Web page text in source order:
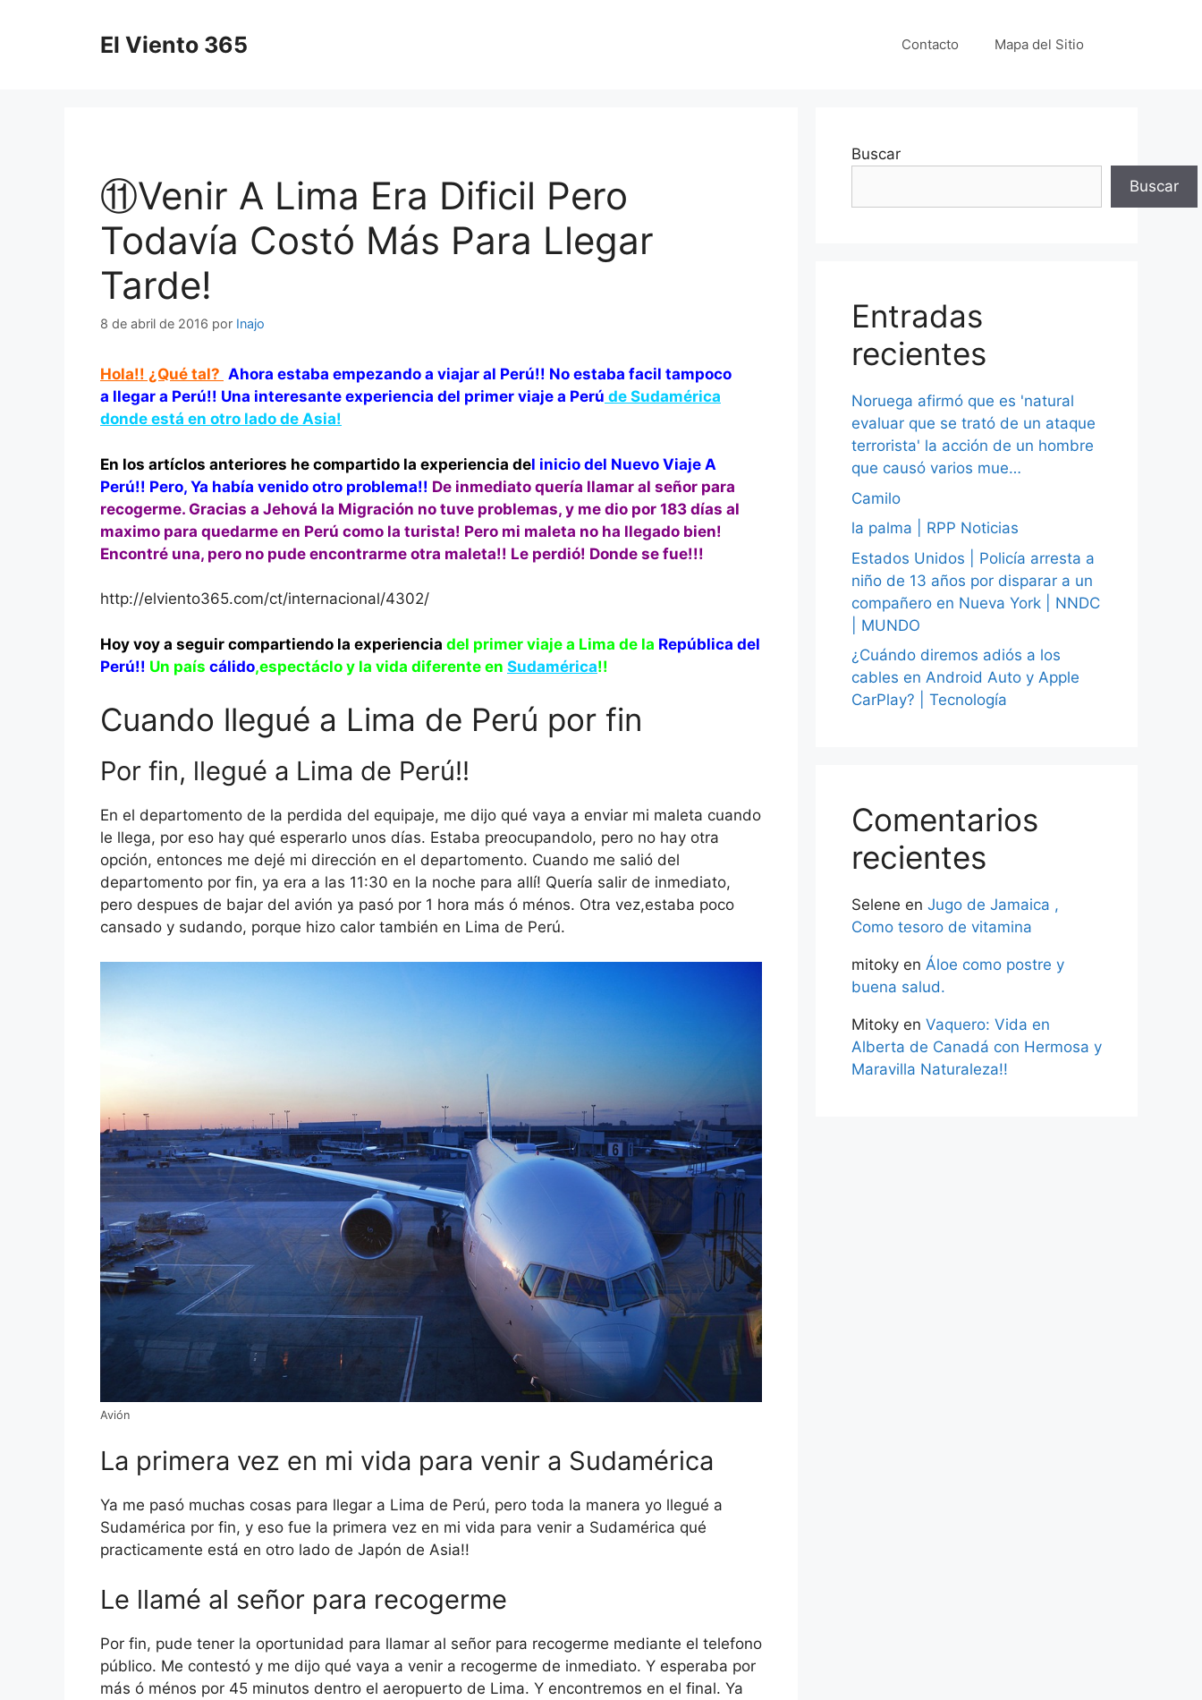
El Viento 365 Contacto Mapa del Sitio
⑪Venir A Lima Era Dificil Pero
Todavía Costó Más Para Llegar
Tarde!
8 de abril de 2016 por Inajo
Hola!! ¿Qué tal? Ahora estaba empezando a viajar al Perú!! No estaba facil tampoco
a llegar a Perú!! Una interesante experiencia del primer viaje a Perú de Sudamérica
donde está en otro lado de Asia!
En los artíclos anteriores he compartido la experiencia del inicio del Nuevo Viaje A
Perú!! Pero, Ya había venido otro problema!! De inmediato quería llamar al señor para
recogerme. Gracias a Jehová la Migración no tuve problemas, y me dio por 183 días al
maximo para quedarme en Perú como la turista! Pero mi maleta no ha llegado bien!
Encontré una, pero no pude encontrarme otra maleta!! Le perdió! Donde se fue!!!
http://elviento365.com/ct/internacional/4302/
Hoy voy a seguir compartiendo la experiencia del primer viaje a Lima de la República del
Perú!! Un país cálido,espectáclo y la vida diferente en Sudamérica!!
Cuando llegué a Lima de Perú por fin
Por fin, llegué a Lima de Perú!!
En el departomento de la perdida del equipaje, me dijo qué vaya a enviar mi maleta cuando
le llega, por eso hay qué esperarlo unos días. Estaba preocupandolo, pero no hay otra
opción, entonces me dejé mi dirección en el departomento. Cuando me salió del
departomento por fin, ya era a las 11:30 en la noche para allí! Quería salir de inmediato,
pero despues de bajar del avión ya pasó por 1 hora más ó ménos. Otra vez,estaba poco
cansado y sudando, porque hizo calor también en Lima de Perú.
Avión
La primera vez en mi vida para venir a Sudamérica
Ya me pasó muchas cosas para llegar a Lima de Perú, pero toda la manera yo llegué a
Sudamérica por fin, y eso fue la primera vez en mi vida para venir a Sudamérica qué
practicamente está en otro lado de Japón de Asia!!
Le llamé al señor para recogerme
Por fin, pude tener la oportunidad para llamar al señor para recogerme mediante el telefono
público. Me contestó y me dijo qué vaya a venir a recogerme de inmediato. Y esperaba por
más ó ménos por 45 minutos dentro el aeropuerto de Lima. Y encontremos en el final. Ya
Buscar
Buscar
Entradas
recientes
Noruega afirmó que es 'natural
evaluar que se trató de un ataque
terrorista' la acción de un hombre
que causó varios mue…
Camilo
la palma | RPP Noticias
Estados Unidos | Policía arresta a
niño de 13 años por disparar a un
compañero en Nueva York | NNDC
| MUNDO
¿Cuándo diremos adiós a los
cables en Android Auto y Apple
CarPlay? | Tecnología
Comentarios
recientes
Selene en Jugo de Jamaica ,
Como tesoro de vitamina
mitoky en Áloe como postre y
buena salud.
Mitoky en Vaquero: Vida en
Alberta de Canadá con Hermosa y
Maravilla Naturaleza!!